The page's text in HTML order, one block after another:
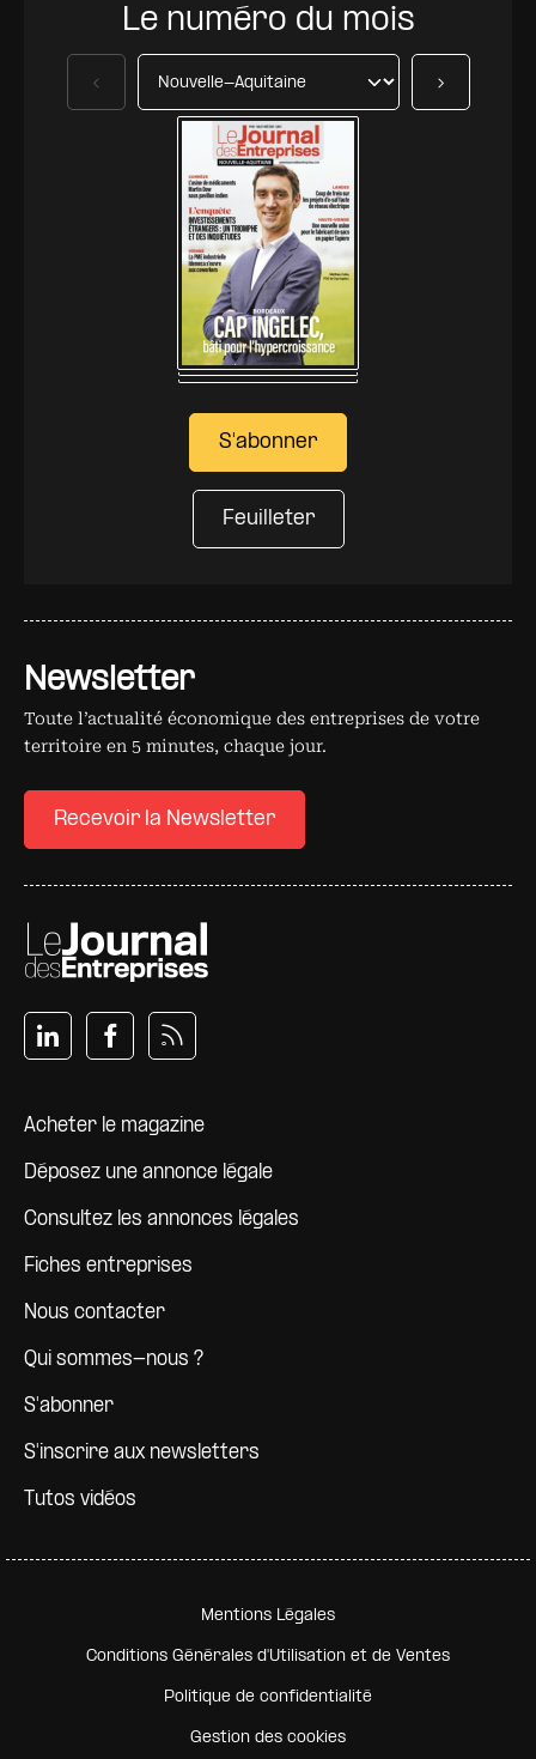
Newsletter
Toute l’actualité économique des entreprises de votre
territoire en 5 minutes, chaque jour.
Recevoir la Newsletter
Pied de page
Acheter le magazine
Déposez une annonce légale
Consultez les annonces légales
Fiches entreprises
Nous contacter
Qui sommes-nous ?
S'abonner
S'inscrire aux newsletters
Tutos vidéos
Le numéro du mois
S'abonner
Feuilleter
Précédent Suivant
Pied de page secondaire
Mentions Légales
Conditions Générales d'Utilisation et de Ventes
Politique de confidentialité
Gestion des cookies